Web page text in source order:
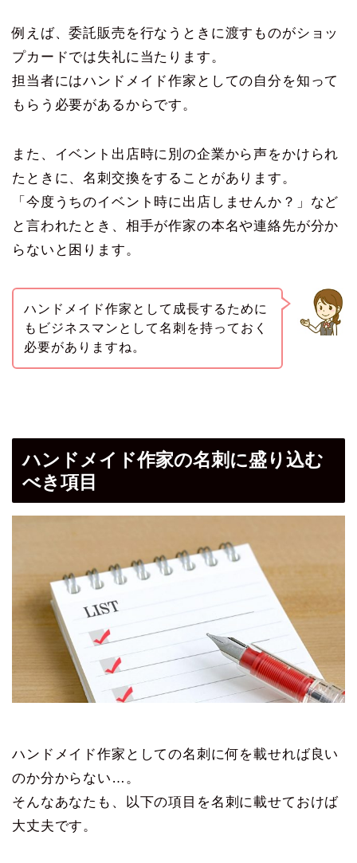
例えば、委託販売を行なうときに渡すものがショッ
プカードでは失礼に当たります。
担当者にはハンドメイド作家としての自分を知って
もらう必要があるからです。
また、イベント出店時に別の企業から声をかけられ
たときに、名刺交換をすることがあります。
「今度うちのイベント時に出店しませんか？」など
と言われたとき、相手が作家の本名や連絡先が分か
らないと困ります。
ハンドメイド作家として成長するために
もビジネスマンとして名刺を持っておく
必要がありますね。
ハンドメイド作家の名刺に盛り込む
べき項目
ハンドメイド作家としての名刺に何を載せれば良い
のか分からない…。
そんなあなたも、以下の項目を名刺に載せておけば
大丈夫です。